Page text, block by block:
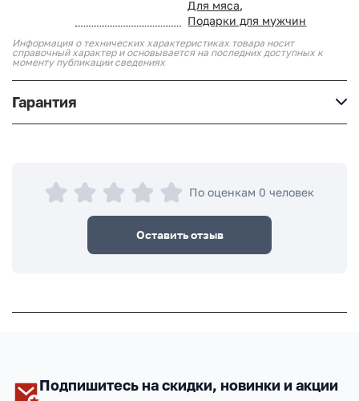
Для мяса,
Подарки для мужчин
Информация о технических характеристиках товара носит
справочный характер и основывается на последних доступных к
моменту публикации сведениях
Гарантия
По оценкам 0 человек
Оставить отзыв
Подпишитесь на скидки, новинки и акции